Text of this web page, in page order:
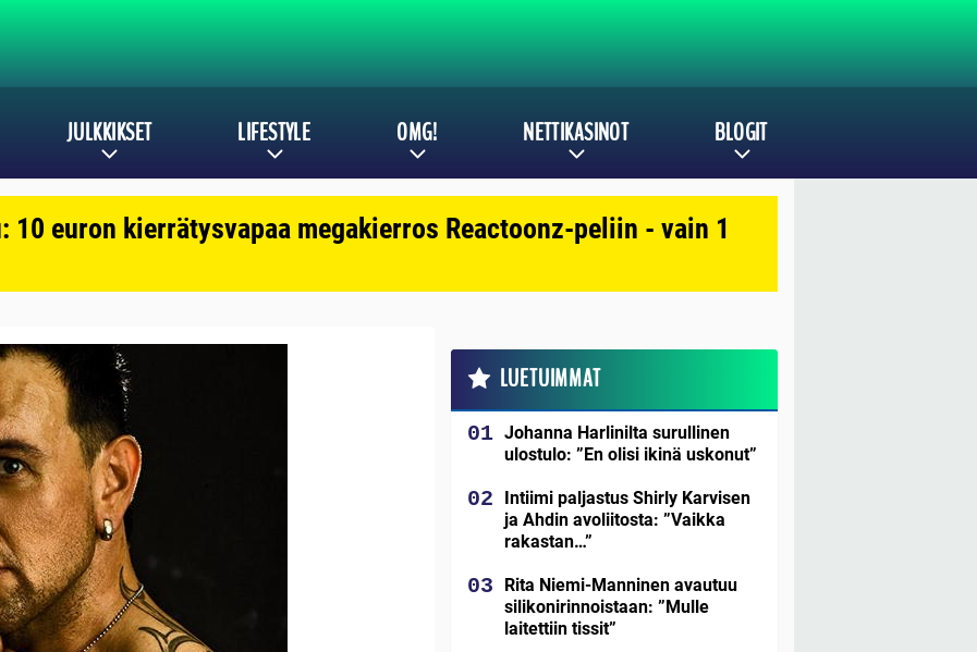
JULKKIKSET LIFESTYLE OMG! NETTIKASINOT BLOGIT
euron kierrätysvapaa megakierros Reactoonz-peliin - vain 1
LUETUIMMAT
Johanna Harlinilta surullinen
ulostulo: ”En olisi ikinä uskonut”
Intiimi paljastus Shirly Karvisen
ja Ahdin avoliitosta: ”Vaikka
rakastan…”
Rita Niemi-Manninen avautuu
silikonirinnoistaan: ”Mulle
laitettiin tissit”